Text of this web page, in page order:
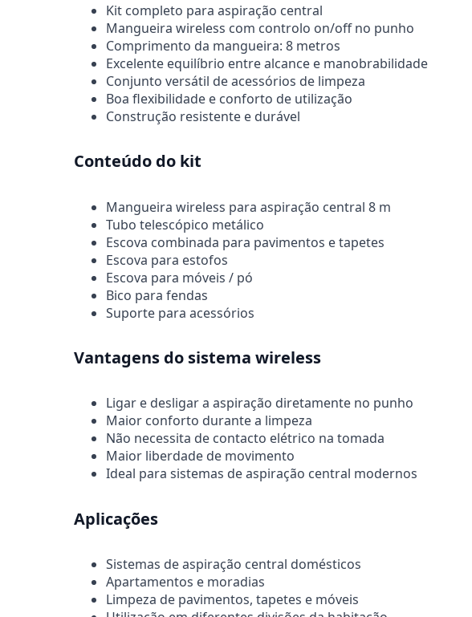
Kit completo para aspiração central
Mangueira wireless com controlo on/off no punho
Comprimento da mangueira: 8 metros
Excelente equilíbrio entre alcance e manobrabilidade
Conjunto versátil de acessórios de limpeza
Boa flexibilidade e conforto de utilização
Construção resistente e durável
Conteúdo do kit
Mangueira wireless para aspiração central 8 m
Tubo telescópico metálico
Escova combinada para pavimentos e tapetes
Escova para estofos
Escova para móveis / pó
Bico para fendas
Suporte para acessórios
Vantagens do sistema wireless
Ligar e desligar a aspiração diretamente no punho
Maior conforto durante a limpeza
Não necessita de contacto elétrico na tomada
Maior liberdade de movimento
Ideal para sistemas de aspiração central modernos
Aplicações
Sistemas de aspiração central domésticos
Apartamentos e moradias
Limpeza de pavimentos, tapetes e móveis